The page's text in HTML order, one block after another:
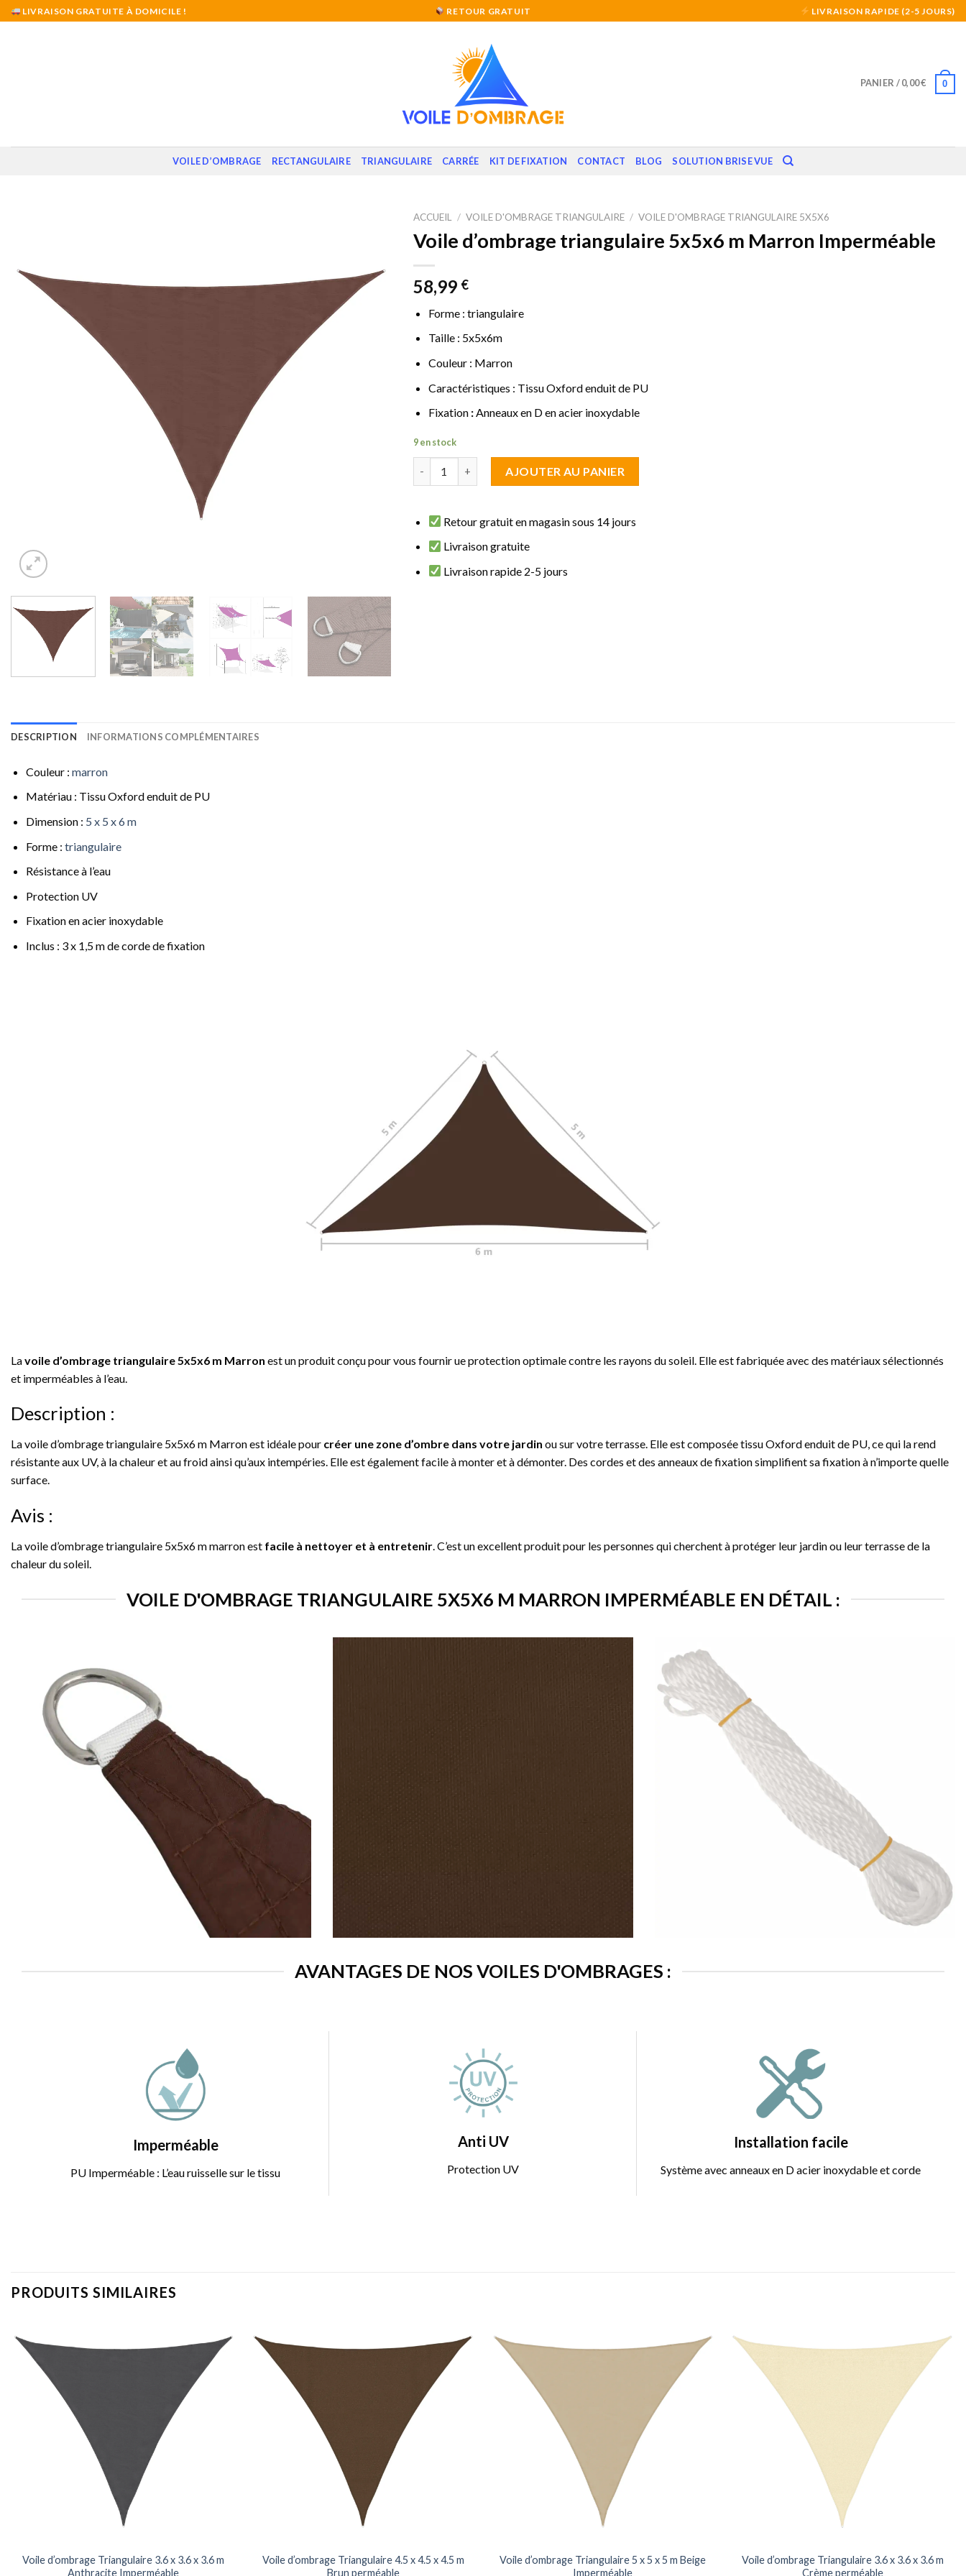
Skip
to
LIVRAISON GRATUITE À DOMICILE ! RETOUR GRATUIT LIVRAISON RAPIDE (2-5 JOURS)
PANIER /0,00€ 0
VOILE D’OMBRAGE RECTANGULAIRE TRIANGULAIRE CARRÉE KIT DE FIXATION CONTACT BLOG SOLUTION BRISE VUE
ACCUEIL / VOILE D'OMBRAGE TRIANGULAIRE / VOILE D'OMBRAGE TRIANGULAIRE 5X5X6
Voile d’ombrage triangulaire 5x5x6 m Marron Imperméable
58,99 €
Forme : triangulaire
Taille : 5x5x6m
Couleur : Marron
Caractéristiques : Tissu Oxford enduit de PU
Fixation:Anneaux en D en acier inoxydable
9 en stock
AJOUTER AU PANIER
Retour gratuit en magasin sous 14 jours
Livraison gratuite
Livraison rapide 2-5 jours
DESCRIPTION INFORMATIONS COMPLÉMENTAIRES
Couleur : marron
Matériau : Tissu Oxford enduit de PU
Dimension : 5 x 5 x 6 m
Forme : triangulaire
Résistance à l’eau
Protection UV
Fixation en acier inoxydable
Inclus : 3 x 1,5 m de corde de fixation
Lavoile d’ombrage triangulaire 5x5x6 m Marron est un produit conçu pour vous fournir ue protection optimale contre les rayons du soleil. Elle est fabriquée avec des matériaux sélectionnés
et imperméables à l’eau.
Description :
La voile d’ombrage triangulaire 5x5x6 m Marron est idéale pour créer une zone d’ombre dans votre jardin ou sur votre terrasse. Elle est composée tissu Oxford enduit de PU, ce qui la rend
résistante aux UV, à la chaleur et au froid ainsi qu’aux intempéries. Elle est également facile à monter et à démonter. Des cordes et des anneaux de fixation simplifient sa fixation à n’importe quelle
surface.
Avis :
La voile d’ombrage triangulaire 5x5x6 m marron est facile à nettoyer et à entretenir. C’est un excellent produit pour les personnes qui cherchent à protéger leur jardin ou leur terrasse de la
chaleur du soleil.
VOILE D'OMBRAGE TRIANGULAIRE 5X5X6 M MARRON IMPERMÉABLE EN DÉTAIL :
AVANTAGES DE NOS VOILES D'OMBRAGES :
Imperméable
PU Imperméable : L’eau ruisselle sur le tissu
Anti UV
Protection UV
Installation facile
Système avec anneaux en D acier inoxydable et corde
PRODUITS SIMILAIRES
Voile d’ombrage Triangulaire 3.6 x 3.6 x 3.6 m
Anthracite Imperméable
Voile d’ombrage Triangulaire 4.5 x 4.5 x 4.5 m
Brun perméable
Voile d’ombrage Triangulaire 5 x 5 x 5 m Beige
Imperméable
Voile d’ombrage Triangulaire 3.6 x 3.6 x 3.6 m
Crème perméable